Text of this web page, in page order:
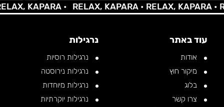
KAPARA • RELAX, KAPARA •RELAX, KAPARA •
עוד באתר
אודות
מיקור חוץ
בלוג
צרו קשר
נרגילות
נרגילות רוסיות
נרגילות נירוסטה
נרגילות מיוחדות
נרגילות יוקרתיות